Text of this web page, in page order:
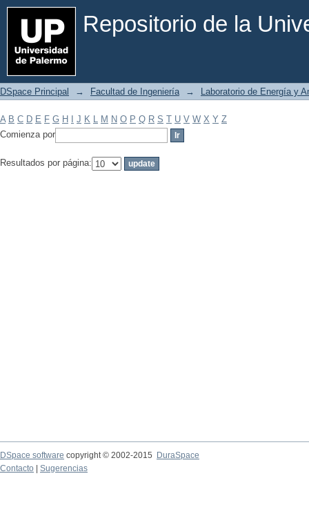
Repositorio de la
Filtrar por: Materia
DSpace Principal → Facultad de Ingeniería → Laboratorio de Energía y
A B C D E F G H J K L M N O P Q R S T U V W X Y Z
Comienza por
Resultados por página:
DSpace software copyright © 2002-2015
DuraSpace
Contacto
Sugerencias